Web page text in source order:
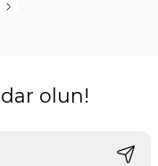
olun!